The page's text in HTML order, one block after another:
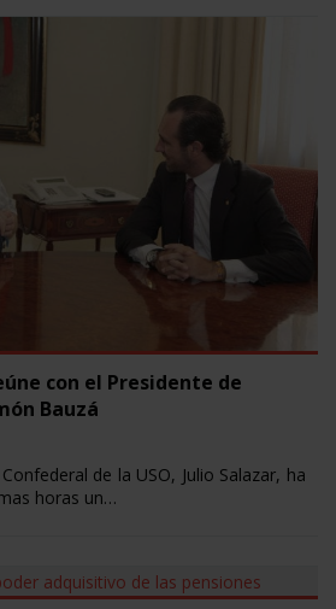
con el Presidente de
Bauzá
de la USO, Julio Salazar, ha
horas un…